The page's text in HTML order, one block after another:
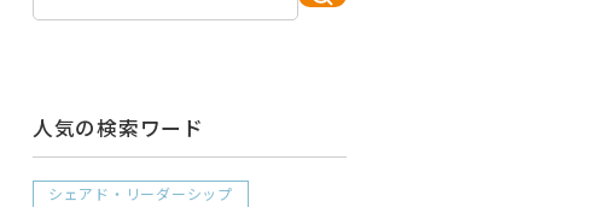
人気の検索ワード
シェアド・リーダーシップ